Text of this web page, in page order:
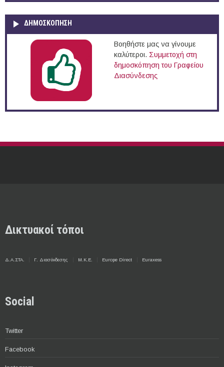
ΔΗΜΟΣΚΌΠΗΣΗ
Βοηθήστε μας να γίνουμε
καλύτεροι. Συμμετοχή στη
δημοσκόπηση του Γραφείου
Διασύνδεσης
Δικτυακοί τόποι
Δ.Α.ΣΤΑ. Γ. Διασύνδεσης Μ.Κ.Ε. Europe Direct Euraxess
Social
Twitter
Facebook